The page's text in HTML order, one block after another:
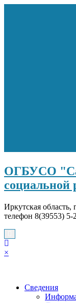
ОГБУСО
социальной
Иркутская
телефон 8(39553) 5-
×
Сведения